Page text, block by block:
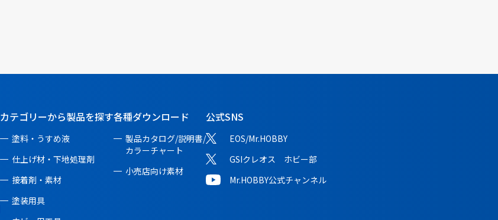
カテゴリーから製品を探す
塗料・うすめ液
仕上げ材・下地処理剤
接着剤・素材
塗装用具
各種ダウンロード
製品カタログ/説明書/
カラーチャート
小売店向け素材
公式SNS
EOS/Mr.HOBBY
GSIクレオス ホビー部
Mr.HOBBY公式チャンネル